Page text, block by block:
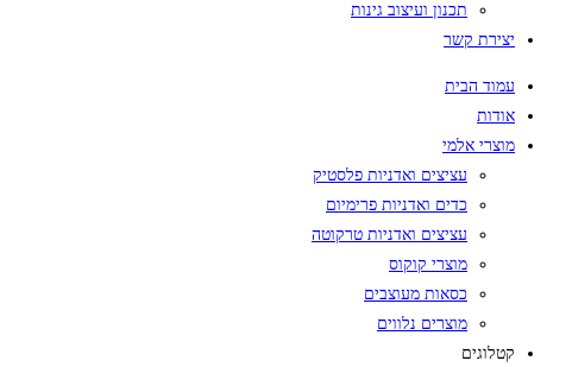
תכנון ועיצוב גינות
יצירת קשר
עמוד הבית
אודות
מוצרי אלמי
עציצים ואדניות פלסטיק
כדים ואדניות פרימיום
עציצים ואדניות טרקוטה
מוצרי קוקוס
כסאות מעוצבים
מוצרים נלווים
קטלוגים